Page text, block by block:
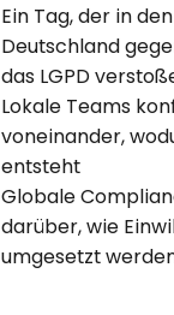
Ein Tag, der in
Deutschland
das LGPD
Lokale Teams
voneinander,
entsteht
Globale
darüber, wie
umgesetzt